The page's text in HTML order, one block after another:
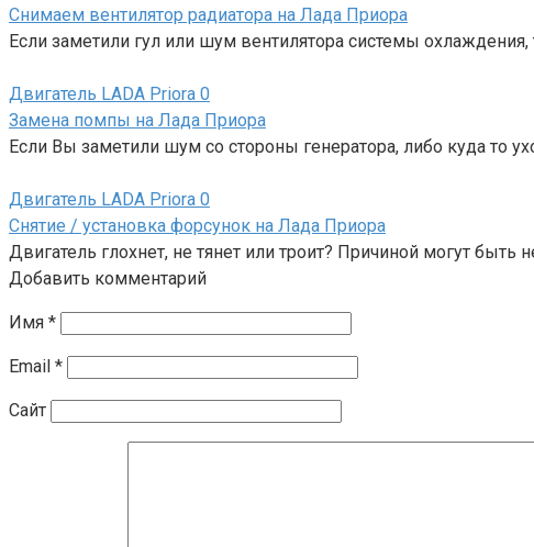
Снимаем вентилятор радиатора на Лада Приора
Если заметили гул или шум вентилятора системы охлаждения,
Двигатель LADA Priora 0
Замена помпы на Лада Приора
Если Вы заметили шум со стороны генератора, либо куда то
Двигатель LADA Priora 0
Снятие / установка форсунок на Лада Приора
Двигатель глохнет, не тянет или троит? Причиной могут
Добавить комментарий
Имя *
Email *
Сайт